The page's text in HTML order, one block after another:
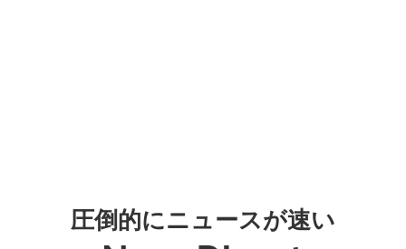
圧倒的にニュースが速い